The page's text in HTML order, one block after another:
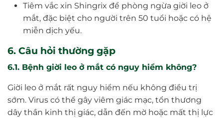
Tiêm vắc xin Shingrix để phòng ngừa giời leo ở
mắt, đặc biệt cho người trên 50 tuổi hoặc có hệ
miễn dịch yếu.
6. Câu hỏi thường gặp
6.1. Bệnh giời leo ở mắt có nguy hiểm không?
Giời leo ở mắt rất nguy hiểm nếu không điều trị
sớm. Virus có thể gây viêm giác mạc, tổn thương
dây thần kinh thị giác, dẫn đến mờ hoặc mất thị lực